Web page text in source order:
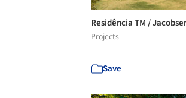
Residência TM /
Projects
Save